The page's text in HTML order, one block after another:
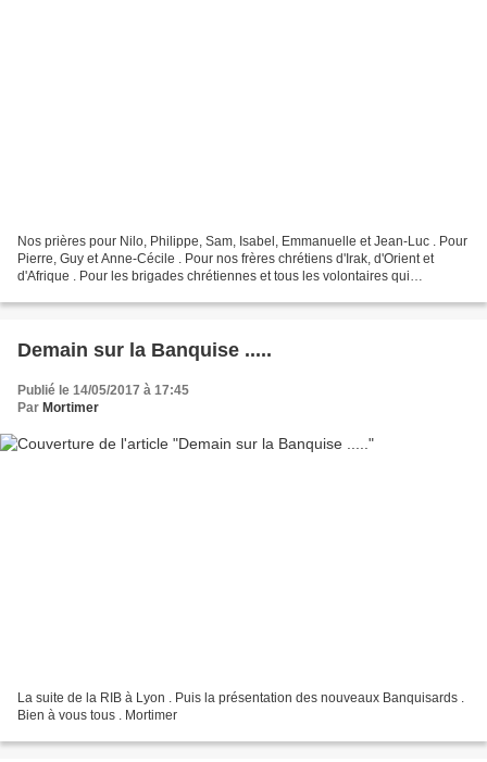
Nos prières pour Nilo, Philippe, Sam, Isabel, Emmanuelle et Jean-Luc . Pour
Pierre, Guy et Anne-Cécile . Pour nos frères chrétiens d'Irak, d'Orient et
d'Afrique . Pour les brigades chrétiennes et tous les volontaires qui
Demain sur la Banquise .....
Publié le 14/05/2017 à 17:45
Par Mortimer
La suite de la RIB à Lyon . Puis la présentation des nouveaux Banquisards .
Bien à vous tous . Mortimer